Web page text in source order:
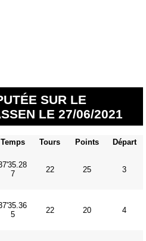
SUR LE
LE 27/06/2021
Temps Tours Points Départ
7
22 25 3
5
22 20 4